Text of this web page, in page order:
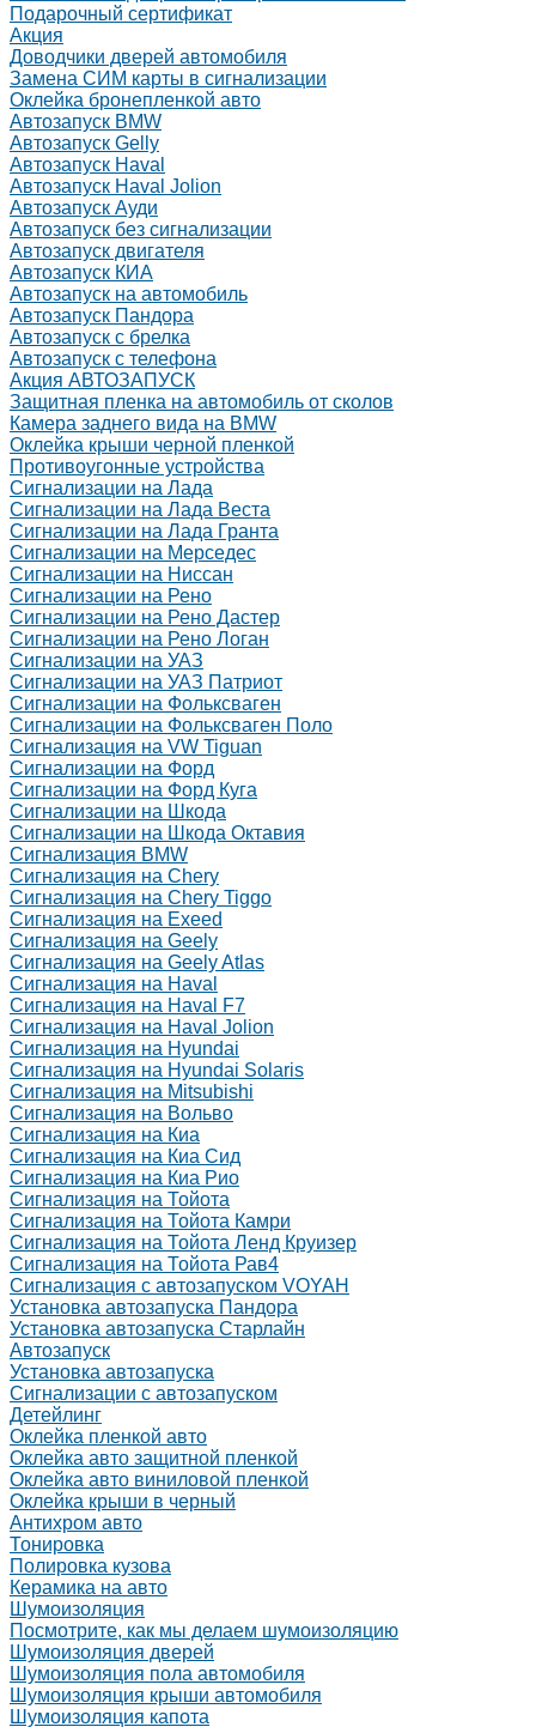
Подарочный сертификат
Акция
Доводчики дверей автомобиля
Замена СИМ карты в сигнализации
Оклейка бронепленкой авто
Автозапуск BMW
Автозапуск Gelly
Автозапуск Haval
Автозапуск Haval Jolion
Автозапуск Ауди
Автозапуск без сигнализации
Автозапуск двигателя
Автозапуск КИА
Автозапуск на автомобиль
Автозапуск Пандора
Автозапуск с брелка
Автозапуск с телефона
Акция АВТОЗАПУСК
Защитная пленка на автомобиль от сколов
Камера заднего вида на BMW
Оклейка крыши черной пленкой
Противоугонные устройства
Сигнализации на Лада
Сигнализации на Лада Веста
Сигнализации на Лада Гранта
Сигнализации на Мерседес
Сигнализации на Ниссан
Сигнализации на Рено
Сигнализации на Рено Дастер
Сигнализации на Рено Логан
Сигнализации на УАЗ
Сигнализации на УАЗ Патриот
Сигнализации на Фольксваген
Сигнализации на Фольксваген Поло
Сигнализация на VW Tiguan
Сигнализации на Форд
Сигнализации на Форд Куга
Сигнализации на Шкода
Сигнализации на Шкода Октавия
Сигнализация BMW
Сигнализация на Chery
Сигнализация на Chery Tiggo
Сигнализация на Exeed
Сигнализация на Geely
Сигнализация на Geely Atlas
Сигнализация на Haval
Сигнализация на Haval F7
Сигнализация на Haval Jolion
Сигнализация на Hyundai
Сигнализация на Hyundai Solaris
Сигнализация на Mitsubishi
Сигнализация на Вольво
Сигнализация на Киа
Сигнализация на Киа Cид
Сигнализация на Киа Рио
Сигнализация на Тойота
Сигнализация на Тойота Камри
Сигнализация на Тойота Ленд Круизер
Сигнализация на Тойота Рав4
Сигнализация с автозапуском VOYAH
Установка автозапуска Пандора
Установка автозапуска Старлайн
Автозапуск
Установка автозапуска
Сигнализации с автозапуском
Детейлинг
Оклейка пленкой авто
Оклейка авто защитной пленкой
Оклейка авто виниловой пленкой
Оклейка крыши в черный
Антихром авто
Тонировка
Полировка кузова
Керамика на авто
Шумоизоляция
Посмотрите, как мы делаем шумоизоляцию
Шумоизоляция дверей
Шумоизоляция пола автомобиля
Шумоизоляция крыши автомобиля
Шумоизоляция капота